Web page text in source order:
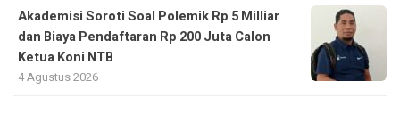
Akademisi Soroti Soal Polemik Rp 5 Milliar
dan Biaya Pendaftaran Rp 200 Juta Calon
Ketua Koni NTB
4 Agustus 2026